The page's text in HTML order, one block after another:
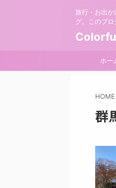
旅行・お出
グ。このブロ
ホー
HOME
群